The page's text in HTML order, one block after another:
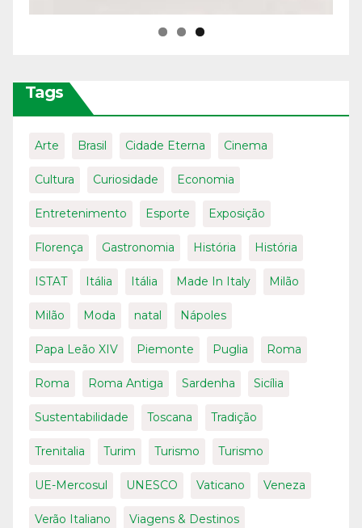
Tags
Arte Brasil Cidade Eterna Cinema
Cultura Curiosidade Economia
Entretenimento Esporte Exposição
Florença Gastronomia História História
ISTAT Itália Itália Made In Italy Milão
Milão Moda natal Nápoles
Papa Leão XIV Piemonte Puglia Roma
Roma Roma Antiga Sardenha Sicília
Sustentabilidade Toscana Tradição
Trenitalia Turim Turismo Turismo
UE-Mercosul UNESCO Vaticano Veneza
Verão Italiano Viagens & Destinos